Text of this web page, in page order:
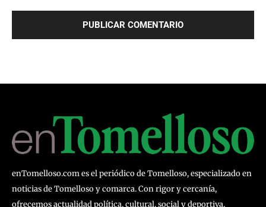
enTomelloso.com es el periódico de Tomelloso, especializado en
noticias de Tomelloso y comarca. Con rigor y cercanía,
ofrecemos actualidad política, cultural, social y deportiva,